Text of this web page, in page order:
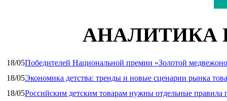
АНАЛИТИКА
18/05Победителей Национальной премии «Золотой
18/05Экономика детства: тренды и новые сценарии рынка
18/05Российским детским товарам нужны отдельные правила